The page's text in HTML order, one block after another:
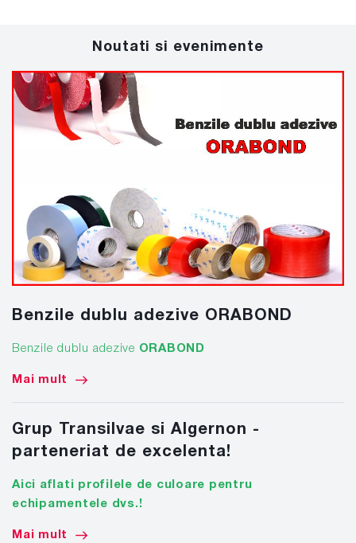
Noutati si evenimente
Benzile dublu adezive ORABOND
Benzile dublu adezive ORABOND
Mai mult
Grup Transilvae si Algernon -
parteneriat de excelenta!
Aici aflati profilele de culoare pentru
echipamentele dvs.!
Mai mult